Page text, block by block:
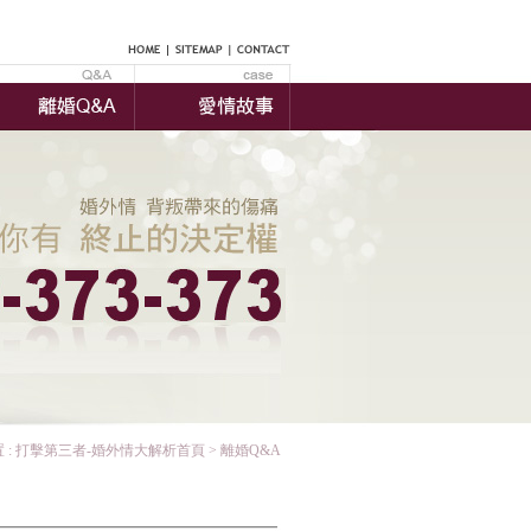
: 打擊第三者-婚外情大解析首頁 > 離婚Q&A